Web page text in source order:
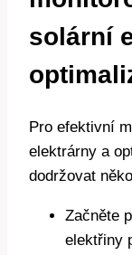
solární
Pro efektivní
elektrárny a
dodržovat
Začněte
elektřiny